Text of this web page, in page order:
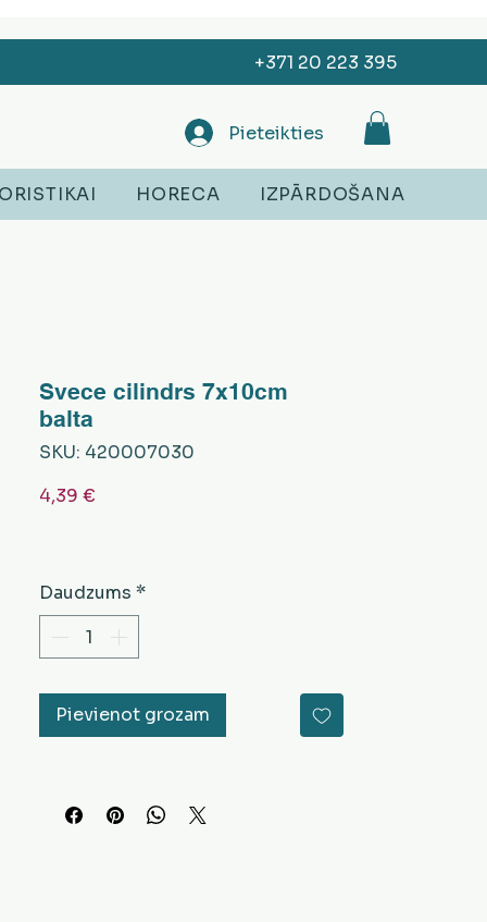
+371 20 223 395
Pieteikties
HORECA IZPĀRDOŠANA
Svece cilindrs 7x10cm
balta
SKU: 420007030
4,39 €
Daudzums *
Pievienot grozam